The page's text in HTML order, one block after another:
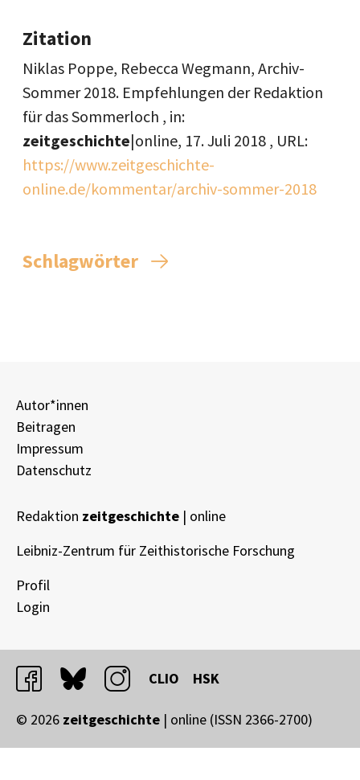
Zitation
Niklas Poppe, Rebecca Wegmann, Archiv-
Sommer 2018. Empfehlungen der Redaktion
für das Sommerloch , in:
zeitgeschichte|online, 17. Juli 2018 , URL:
https://www.zeitgeschichte-
online.de/kommentar/archiv-sommer-2018
Schlagwörter
Autor*innen
Beitragen
Impressum
Datenschutz
Redaktion zeitgeschichte | online
Leibniz-Zentrum für Zeithistorische Forschung
Profil
Login
facebookbluesky instagram
CLIO HSK
© 2026 zeitgeschichte | online (ISSN 2366-2700)